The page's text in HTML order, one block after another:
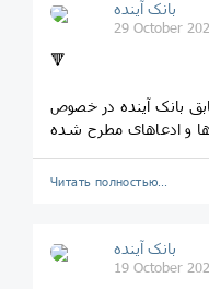
بانک آینده
29 October
🔻
بانک آینده در خصوص
و ادعاهای مطرح شده
Читать полностью…
بانک آینده
19 October